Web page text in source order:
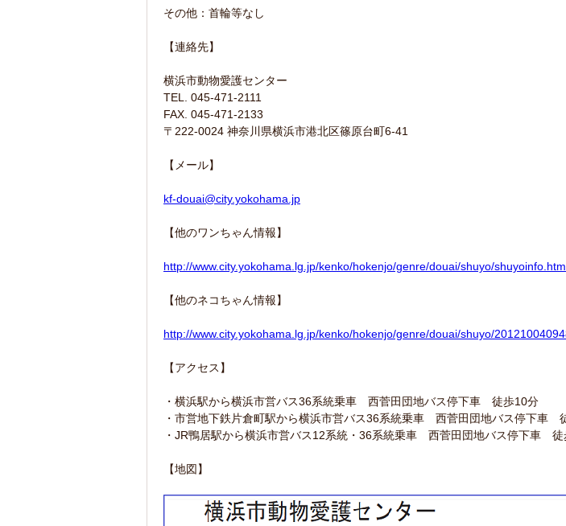
その他：首輪等なし
【連絡先】
横浜市動物愛護センター
TEL. 045-471-2111
FAX. 045-471-2133
〒222-0024 神奈川県横浜市港北区篠原台町6-41
【メール】
kf-douai@city.yokohama.jp
【他のワンちゃん情報】
http://www.city.yokohama.lg.jp/kenko/hokenjo/genre/douai/shuyo/
【他のネコちゃん情報】
http://www.city.yokohama.lg.jp/kenko/hokenjo/genre/douai/shuyo/
【アクセス】
・横浜駅から横浜市営バス36系統乗車 西菅田団地バス停下車 徒歩10分
・市営地下鉄片倉町駅から横浜市営バス36系統乗車 西菅田団地バス停下車
・JR鴨居駅から横浜市営バス12系統・36系統乗車 西菅田団地バス停下車 徒
【地図】